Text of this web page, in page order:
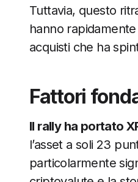
Tuttavia, questo
hanno
acquisti che ha
Fattori
Il rally ha portato
l’asset a soli 23
particolarmente